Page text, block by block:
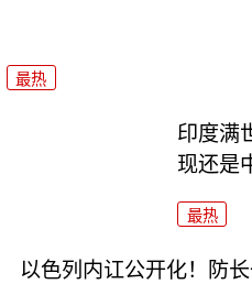
最热
印度满
现还是
最热
以色列内讧公开化！防